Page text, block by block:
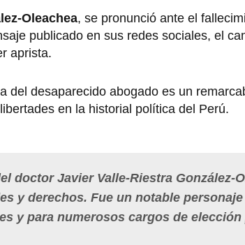
Oleachea, se pronunció ante el
publicado en sus redes sociales, el
aprista.
del desaparecido abogado es un
en la historial política del Perú.
doctorJavier Valle-Riestra González-
y derechos. Fue un notable personaje
y para numerosos cargos de